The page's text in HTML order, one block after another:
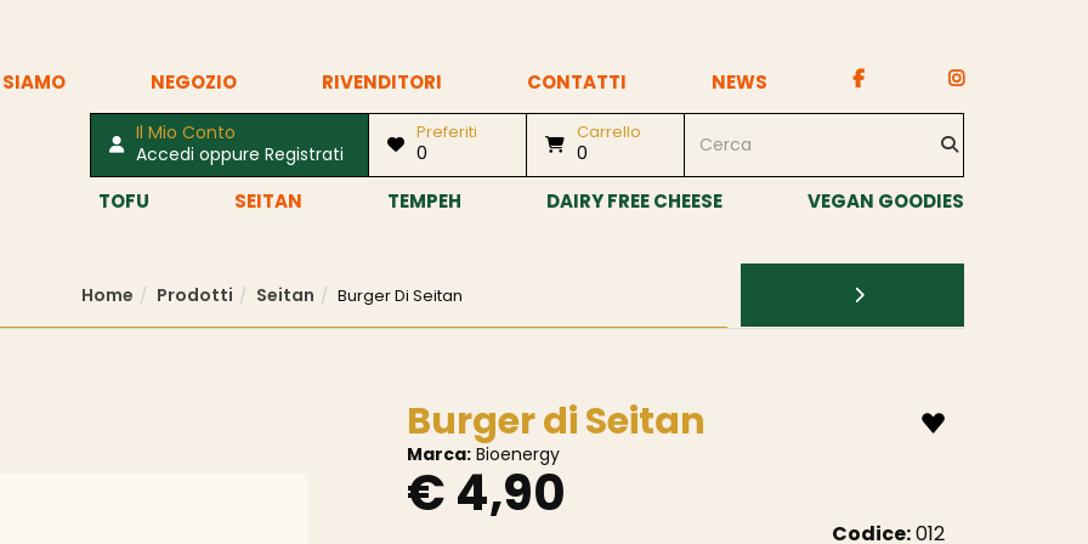
NEGOZIO RIVENDITORI CONTATTI NEWS
Il Mio Conto
Accedi oppure Registrati
Preferiti
0
Carrello
0
TOFU SEITAN TEMPEH DAIRY FREE CHEESE VEGAN GOODIES
Home Prodotti Seitan Burger Di Seitan
Burger di Seitan
Marca: Bioenergy
€ 4,90
Codice:012